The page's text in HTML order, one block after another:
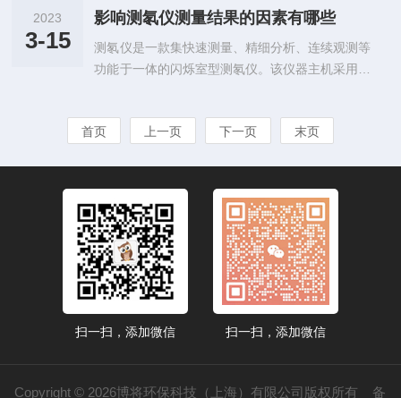
中子探测器能够测量低能量的中子，而快中子探测
选择相应的探测器进行测量。中子剂量率仪...
材料和结构，能够保护工作者的皮肤、眼睛、口鼻
等重要器官，降低核辐射对人体的危害。核辐射是
一种高能量的辐射，可以直接破坏人的细胞结构，
导致基因变异、免疫系统错乱、癌症等严重疾病。
的风险极大，必须穿戴防护服才能安全工作。这种
防护服的主要功能是隔离放射性物质，减少接触，
2023
3-15
影响测氡仪测量结果的因素有哪些
测氡仪是一款集快速测量、精细分析、连续观测等
功能于一体的闪烁室型测氡仪。该仪器主机采用可
速采样和测量。对于使用所受到的长寿命氡子体污
长使用寿命、降低运行成本。影响测氡仪测量结果
的因素1.样品的纯度如果样品的纯度不高，则测定
结果可能会受到其他杂质物质的影响，从而得出不
准确的测定结果。2.测定设备的精度和...
首页 上一页 下一页 末页
扫一扫，添加微信 扫一扫，添加微信
Copyright © 2026博将环保科技（上海）有限公司版权所有 备